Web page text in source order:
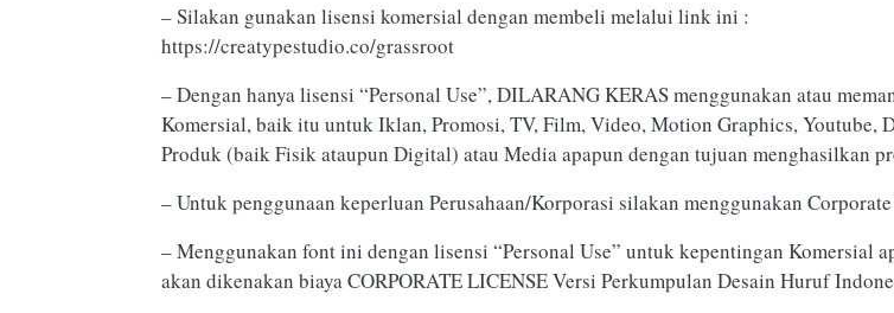
– Silakan gunakan lisensi komersial dengan membeli melalui link ini :
https://creatypestudio.co/grassroot
– Dengan hanya lisensi “Personal Use”, DILARANG KERAS menggunakan atau
Komersial, baik itu untuk Iklan, Promosi, TV, Film, Video, Motion Graphics, Youtube,
Produk (baik Fisik ataupun Digital) atau Media apapun dengan tujuan menghasilkan
– Untuk penggunaan keperluan Perusahaan/Korporasi silakan menggunakan
– Menggunakan font ini dengan lisensi “Personal Use” untuk kepentingan Komersial
akan dikenakan biaya CORPORATE LICENSE Versi Perkumpulan Desain Huruf